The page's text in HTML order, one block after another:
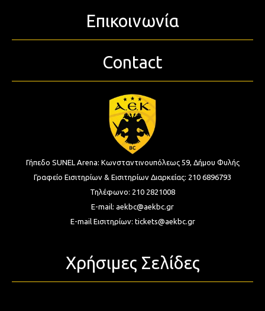
Επικοινωνία
Contact
Γήπεδο SUNEL Arena: Κωνσταντινουπόλεως 59, Δήμου Φυλής
Γραφείο Εισιτηρίων & Εισιτηρίων Διαρκείας: 210 6896793
Τηλέφωνο: 210 2821008
E-mail: aekbc@aekbc.gr
E-mail Εισιτηρίων: tickets@aekbc.gr
Χρήσιμες Σελίδες